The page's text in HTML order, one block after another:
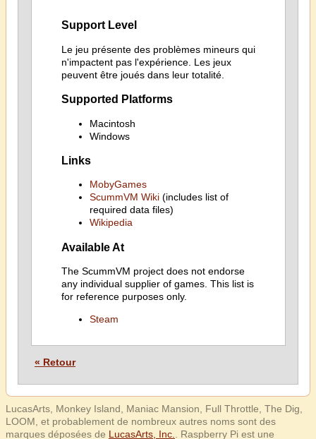
Support Level
Le jeu présente des problèmes mineurs qui
n'impactent pas l'expérience. Les jeux
peuvent être joués dans leur totalité.
Supported Platforms
Macintosh
Windows
Links
MobyGames
ScummVM Wiki(includes list of
required data files)
Wikipedia
Available At
The ScummVM project does not endorse
any individual supplier of games. This list is
for reference purposes only.
Steam
« Retour
LucasArts, Monkey Island, Maniac Mansion, Full Throttle, The Dig,
LOOM, et probablement de nombreux autres noms sont des
marques déposées de LucasArts, Inc. . Raspberry Pi est une